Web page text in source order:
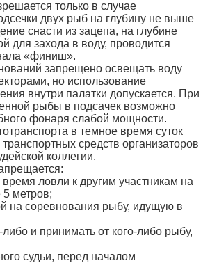
только в случае
двух рыб на глубину не выше
снасти из зацепа, на глубине
для захода в воду, проводится
«финиш».
запрещено освещать воду
но использование
внутри палатки допускается. При
рыбы в подсачек возможно
фонаря слабой мощности.
в темное время суток
средств организаторов
коллегии.
ловли к другим участникам на
5 метров;
на соревнования рыбу, идущую в
и принимать от кого-либо рыбу,
судьи, перед началом